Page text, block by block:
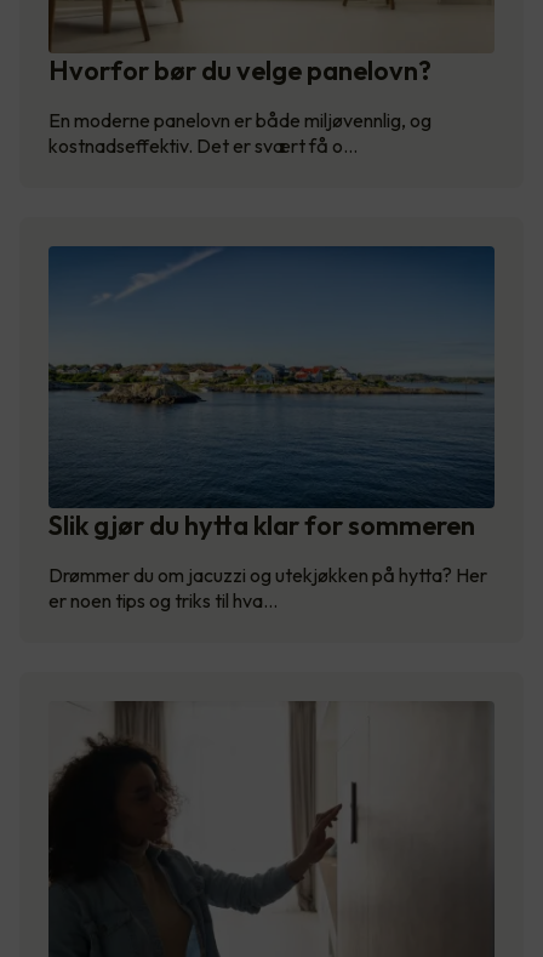
Hvorfor bør du velge panelovn?
En moderne panelovn er både miljøvennlig, og
kostnadseffektiv. Det er svært få o…
Slik gjør du hytta klar for sommeren
Drømmer du om jacuzzi og utekjøkken på hytta? Her
er noen tips og triks til hva…